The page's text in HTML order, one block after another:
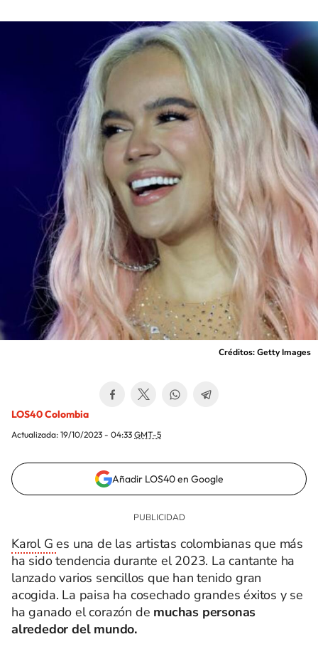
Créditos: Getty Images
LOS40 Colombia
Actualizada: 19/10/2023 - 04:33 GMT-5
Añadir LOS40 en Google
Karol Ges una de las artistas colombianas que más
ha sido tendencia durante el 2023. La cantante ha
lanzado varios sencillos que han tenido gran
acogida. La paisa ha cosechado grandes éxitos y se
ha ganado el corazón de muchas personas
alrededor del mundo.